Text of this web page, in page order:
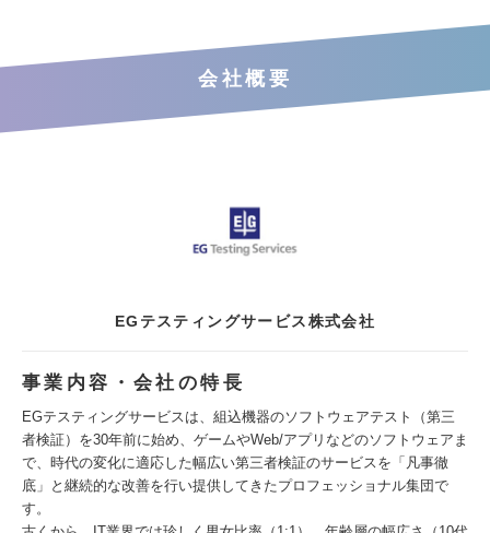
会社概要
EGテスティングサービス株式会社
事業内容・会社の特長
EGテスティングサービスは、組込機器のソフトウェアテスト（第三
者検証）を30年前に始め、ゲームやWeb/アプリなどのソフトウェアま
で、時代の変化に適応した幅広い第三者検証のサービスを「凡事徹
底」と継続的な改善を行い提供してきたプロフェッショナル集団で
す。